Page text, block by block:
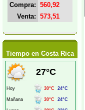
Compra: 560,92
Venta: 573,51
Tiempo en Costa Rica